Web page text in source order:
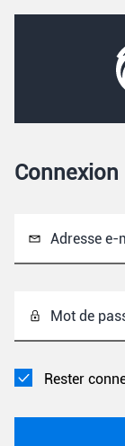
Connexion
Adresse e-
Mot de
Rester